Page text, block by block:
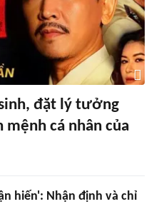
đặt lý tưởng
cá nhân của
hiến': Nhận định và chỉ